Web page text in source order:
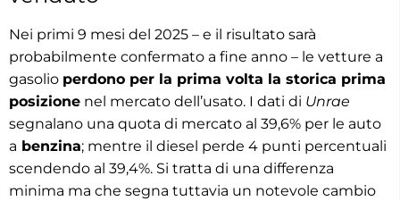
Nei primi 9 mesi del 2025 – e il risultato sarà
probabilmente confermato a fine anno – le vetture a
gasolio perdono per la prima volta la storica prima
posizione nel mercato dell’usato. I dati di Unrae
segnalano una quota di mercato al 39,6% per le auto
a benzina; mentre il diesel perde 4 punti percentuali
scendendo al 39,4%. Si tratta di una differenza
minima ma che segna tuttavia un notevole cambio